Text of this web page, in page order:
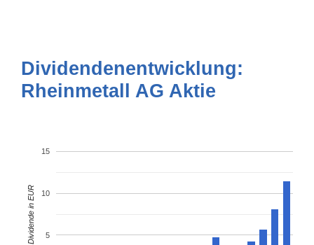
Dividendenentwicklung:
Rheinmetall AG Aktie
5
10
15
Dividende in EUR